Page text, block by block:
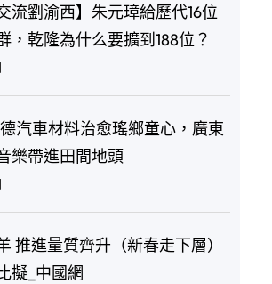
流劉渝西】朱元璋給歷代16位
，乾隆為什么要擴到188位？
汽車材料治愈瑤鄉童心，廣東
樂帶進田間地頭
推進量質齊升（新春走下層）
擬_中國網